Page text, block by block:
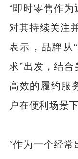
“即时零售作
对其持续关注
表示，品牌从
求”出发，结
高效的履约服
户在便利场景
“作为一个经